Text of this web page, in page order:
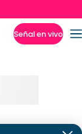
Señal en vivo